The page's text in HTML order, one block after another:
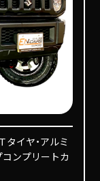
タイヤ・アルミ
ンプリートカ